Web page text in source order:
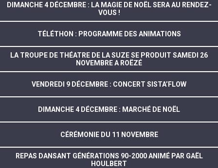
DIMANCHE 4 DÉCEMBRE : LA MAGIE DE NOËL SERA AU RENDEZ-
VOUS !
TÉLÉTHON : PROGRAMME DES ANIMATIONS
LA TROUPE DE THÉATRE DE LA SUZE SE PRODUIT SAMEDI 26
NOVEMBRE A ROËZÉ
VENDREDI 9 DÉCEMBRE : CONCERT SISTA’FLOW
DIMANCHE 4 DÉCEMBRE : MARCHÉ DE NOËL
CÉRÉMONIE DU 11 NOVEMBRE
REPAS DANSANT GÉNÉRATIONS 90-2000 ANIMÉ PAR GAËL
HOULBERT